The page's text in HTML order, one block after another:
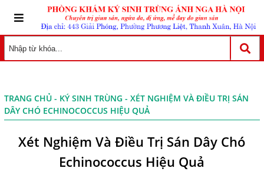
TRANG CHỦ- KÝ SINH TRÙNG - XÉT NGHIỆM VÀ ĐIỀU TRỊ SÁN
DÂY CHÓ ECHINOCOCCUS HIỆU QUẢ
Xét Nghiệm Và Điều Trị Sán Dây Chó
Echinococcus Hiệu Quả